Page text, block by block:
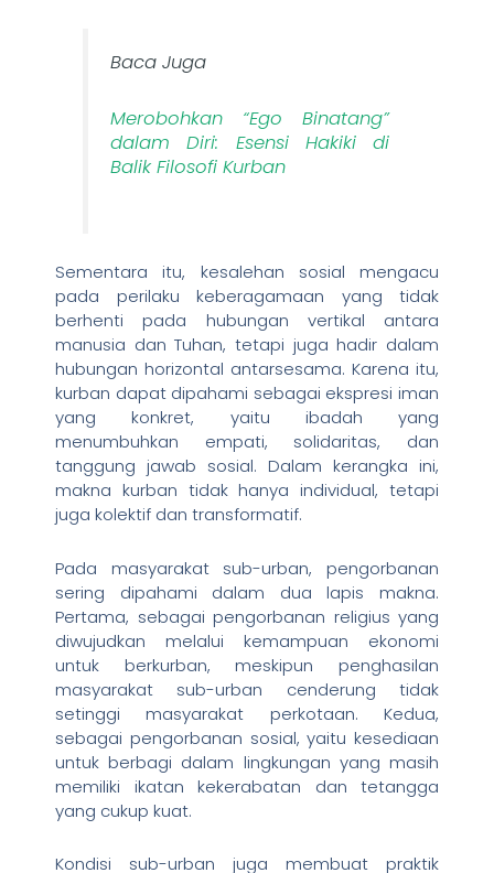
Baca Juga
Merobohkan “Ego Binatang”
dalam Diri: Esensi Hakiki di
Balik Filosofi Kurban
Sementara itu, kesalehan sosial mengacu
pada perilaku keberagamaan yang tidak
berhenti pada hubungan vertikal antara
manusia dan Tuhan, tetapi juga hadir dalam
hubungan horizontal antarsesama. Karena itu,
kurban dapat dipahami sebagai ekspresi iman
yang konkret, yaitu ibadah yang
menumbuhkan empati, solidaritas, dan
tanggung jawab sosial. Dalam kerangka ini,
makna kurban tidak hanya individual, tetapi
juga kolektif dan transformatif.
Pada masyarakat sub-urban, pengorbanan
sering dipahami dalam dua lapis makna.
Pertama, sebagai pengorbanan religius yang
diwujudkan melalui kemampuan ekonomi
untuk berkurban, meskipun penghasilan
masyarakat sub-urban cenderung tidak
setinggi masyarakat perkotaan. Kedua,
sebagai pengorbanan sosial, yaitu kesediaan
untuk berbagi dalam lingkungan yang masih
memiliki ikatan kekerabatan dan tetangga
yang cukup kuat.
Kondisi sub-urban juga membuat praktik